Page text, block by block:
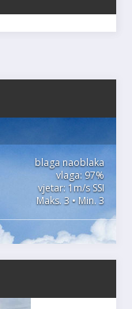
blaga naoblaka
vlaga: 97%
vjetar: 1m/s SSI
Maks. 3 • Min. 3